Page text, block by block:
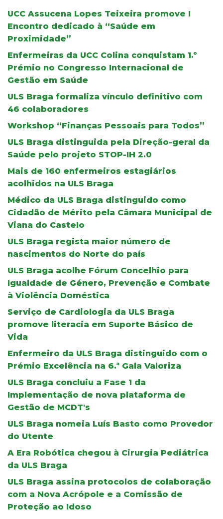
UCC Assucena Lopes Teixeira promove I
Encontro dedicado à “Saúde em
Proximidade”
Enfermeiras da UCC Colina conquistam 1.º
Prémio no Congresso Internacional de
Gestão em Saúde
ULS Braga formaliza vínculo definitivo com
46 colaboradores
Workshop “Finanças Pessoais para Todos”
ULS Braga distinguida pela Direção-geral da
Saúde pelo projeto STOP-IH 2.0
Mais de 160 enfermeiros estagiários
acolhidos na ULS Braga
Médico da ULS Braga distinguido como
Cidadão de Mérito pela Câmara Municipal de
Viana do Castelo
ULS Braga regista maior número de
nascimentos do Norte do país
ULS Braga acolhe Fórum Concelhio para
Igualdade de Género, Prevenção e Combate
à Violência Doméstica
Serviço de Cardiologia da ULS Braga
promove literacia em Suporte Básico de
Vida
Enfermeiro da ULS Braga distinguido com o
Prémio Excelência na 6.ª Gala Valoriza
ULS Braga concluiu a Fase 1 da
Implementação de nova plataforma de
Gestão de MCDT's
ULS Braga nomeia Luís Basto como Provedor
do Utente
A Era Robótica chegou à Cirurgia Pediátrica
da ULS Braga
ULS Braga assina protocolos de colaboração
com a Nova Acrópole e a Comissão de
Proteção ao Idoso